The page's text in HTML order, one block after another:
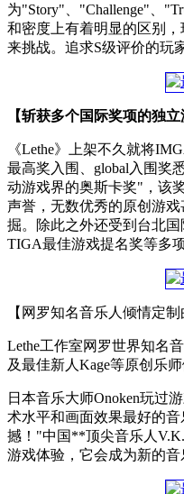
为"Story"、"Challenge"、
和密度上有着明显的区别
来挑战。追求S级评价的玩
【斩获多个国际奖项的独立
《Lethe》上架不久就将
最高奖入围、global入围奖
动游戏界的奥斯卡奖"，该
声誉，无数优秀的原创游
掘。除此之外还受到台北
TIGA最佳游戏提名奖等多
【网罗知名音乐人倾情定制
Lethe工作室网罗世界知名
及最佳新人Kage等原创乐
日本音乐大师Onoken玩过
术水平和画面效果最好的
撼！"中国**顶尖音乐人
游戏体验，它会成为新的